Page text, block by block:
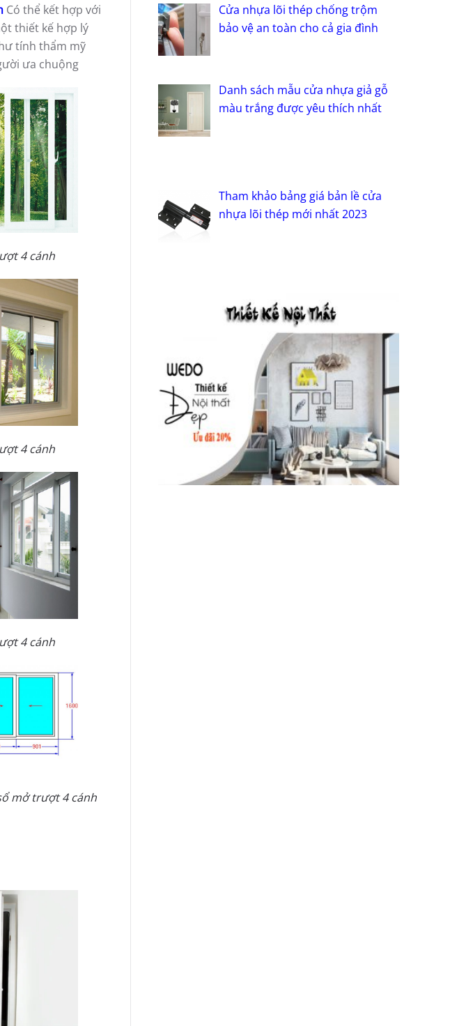
Có thể kết hợp với
thiết kế hợp lý
tính thẩm mỹ
ưa chuộng
4 cánh
4 cánh
4 cánh
mở trượt 4 cánh
Cửa nhựa lõi thép chống trộm
bảo vệ an toàn cho cả gia đình
Danh sách mẫu cửa nhựa giả gỗ
màu trắng được yêu thích nhất
Tham khảo bảng giá bản lề cửa
nhựa lõi thép mới nhất 2023